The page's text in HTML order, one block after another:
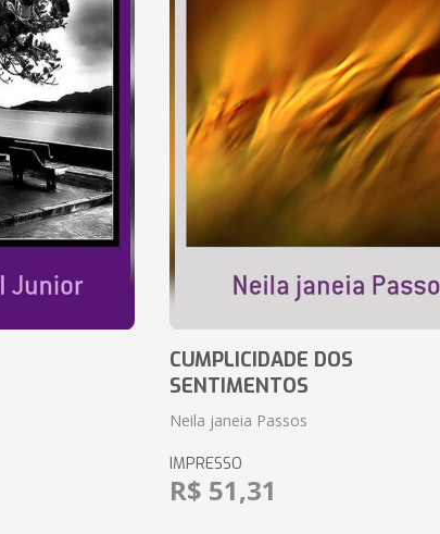
CUMPLICIDADE DOS
SENTIMENTOS
Neila janeia Passos
IMPRESSO
R$ 51,31